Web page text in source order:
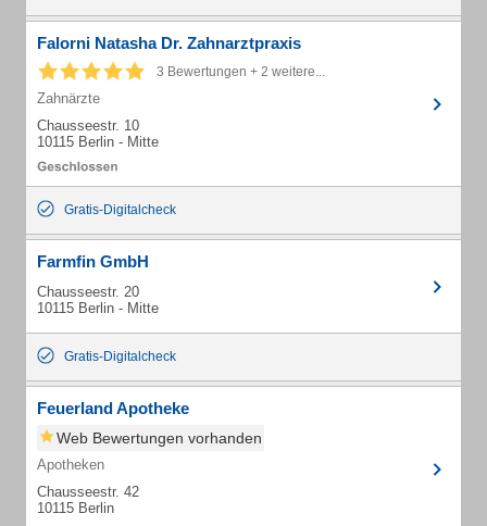
Falorni Natasha Dr. Zahnarztpraxis
3 Bewertungen + 2 weitere...
Zahnärzte
Chausseestr. 10
10115 Berlin - Mitte
Gratis-Digitalcheck
Farmfin GmbH
Chausseestr. 20
10115 Berlin - Mitte
Gratis-Digitalcheck
Feuerland Apotheke
Web Bewertungen vorhanden
Apotheken
Chausseestr. 42
10115 Berlin